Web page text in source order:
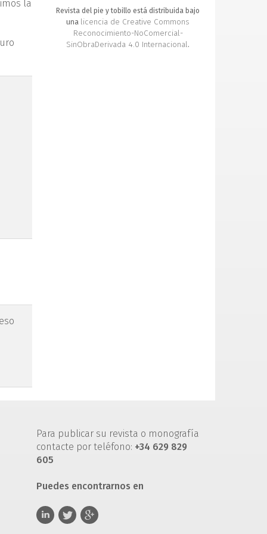
la
Revista del pie y tobillo está distribuida bajo
una licencia de Creative Commons
Reconocimiento-NoComercial-
SinObraDerivada 4.0 Internacional.
Para publicar su revista o monografía
contacte por teléfono: +34 629 829
605
Puedes encontrarnos en